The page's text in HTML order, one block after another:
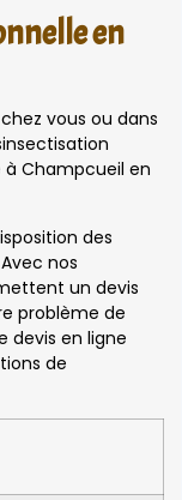
en
chez vous ou dans
Champcueil en
des
nos
un devis
problème de
devis en ligne
de